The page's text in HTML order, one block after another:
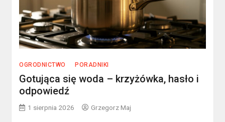
OGRODNICTWO PORADNIKI
Gotująca się woda – krzyżówka, hasło i
odpowiedź
1 sierpnia 2026 Grzegorz Maj